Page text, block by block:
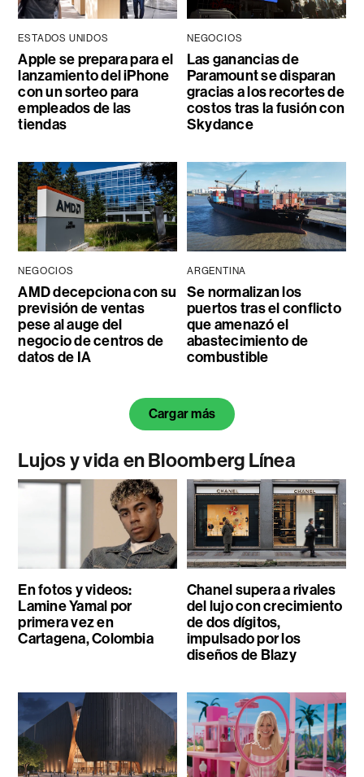
ESTADOS UNIDOS
Apple se prepara para el
lanzamiento del iPhone
con un sorteo para
empleados de las
tiendas
NEGOCIOS
Las ganancias de
Paramount se disparan
gracias a los recortes de
costos tras la fusión con
Skydance
NEGOCIOS
AMD decepciona con su
previsión de ventas
pese al auge del
negocio de centros de
datos de IA
ARGENTINA
Se normalizan los
puertos tras el conflicto
que amenazó el
abastecimiento de
combustible
Cargar más
Lujos y vida en Bloomberg Línea
En fotos y videos:
Lamine Yamal por
primera vez en
Cartagena, Colombia
Chanel supera a rivales
del lujo con crecimiento
de dos dígitos,
impulsado por los
diseños de Blazy